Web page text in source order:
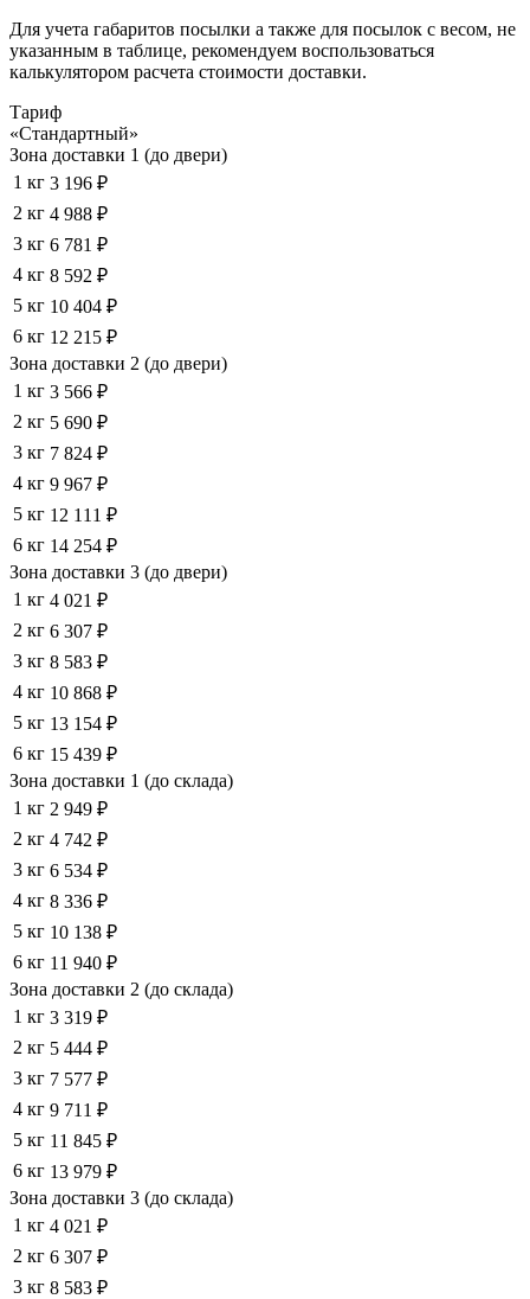
Для учета габаритов посылки а также для посылок с весом, не
указанным в таблице, рекомендуем воспользоваться
калькулятором расчета стоимости доставки.
Тариф
«Стандартный»
Зона доставки 1 (до двери)
1 кг 3 196 ₽
2 кг 4 988 ₽
3 кг 6 781 ₽
4 кг 8 592 ₽
5 кг 10 404 ₽
6 кг 12 215 ₽
Зона доставки 2 (до двери)
1 кг 3 566 ₽
2 кг 5 690 ₽
3 кг 7 824 ₽
4 кг 9 967 ₽
5 кг 12 111 ₽
6 кг 14 254 ₽
Зона доставки 3 (до двери)
1 кг 4 021 ₽
2 кг 6 307 ₽
3 кг 8 583 ₽
4 кг 10 868 ₽
5 кг 13 154 ₽
6 кг 15 439 ₽
Зона доставки 1 (до склада)
1 кг 2 949 ₽
2 кг 4 742 ₽
3 кг 6 534 ₽
4 кг 8 336 ₽
5 кг 10 138 ₽
6 кг 11 940 ₽
Зона доставки 2 (до склада)
1 кг 3 319 ₽
2 кг 5 444 ₽
3 кг 7 577 ₽
4 кг 9 711 ₽
5 кг 11 845 ₽
6 кг 13 979 ₽
Зона доставки 3 (до склада)
1 кг 4 021 ₽
2 кг 6 307 ₽
3 кг 8 583 ₽